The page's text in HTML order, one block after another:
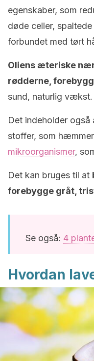
egenskaber, som
døde celler,
forbundet med tørt
Oliens æteriske
rødderne,
sund, naturlig vækst.
Det indeholder
stoffer, som
mikroorganismer,
Det kan bruges til at
forebygge gråt,
Se også: 4
Hvordan